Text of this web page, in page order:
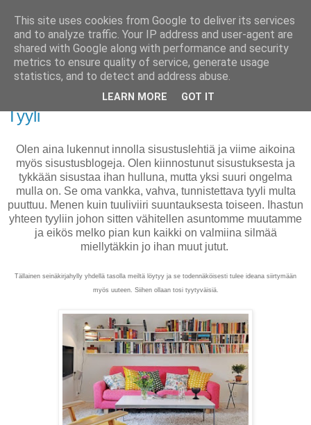
PUISTOLASSA
BLOG BY PETRA L.
keskiviikko 30. toukokuuta 2012
Tyyli
Olen aina lukennut innolla sisustuslehtiä ja viime aikoina
myös sisustusblogeja. Olen kiinnostunut sisustuksesta ja
tykkään sisustaa ihan hulluna, mutta yksi suuri ongelma
mulla on. Se oma vankka, vahva, tunnistettava tyyli multa
puuttuu. Menen kuin tuuliviiri suuntauksesta toiseen. Ihastun
yhteen tyyliin johon sitten vähitellen asuntomme muutamme
ja eikös melko pian kun kaikki on valmiina silmää
miellytäkkin jo ihan muut jutut.
Tällainen seinäkirjahylly yhdellä tasolla meiltä löytyy ja se todennäköisesti tulee ideana siirtymään
myös uuteen. Siihen ollaan tosi tyytyväisiä.
This site uses cookies from Google to deliver its services
and to analyze traffic. Your IP address and user-agent are
shared with Google along with performance and security
metrics to ensure quality of service, generate usage
statistics, and to detect and address abuse.
LEARN MORE GOT IT